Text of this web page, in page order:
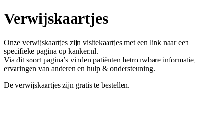
Verwijskaartjes
Onze verwijskaartjes zijn visitekaartjes met een link naar een
specifieke pagina op kanker.nl.
Via dit soort pagina’s vinden patiënten betrouwbare informatie,
ervaringen van anderen en hulp & ondersteuning.
De verwijskaartjes zijn gratis te bestellen.